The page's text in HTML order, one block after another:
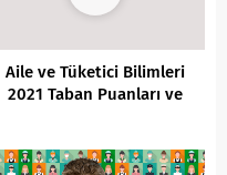
Aile ve Tüketici Bilimleri
2021 Taban Puanları ve